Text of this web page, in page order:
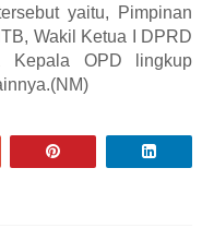
yaitu, Pimpinan
Wakil Ketua I DPRD
Kepala OPD lingkup